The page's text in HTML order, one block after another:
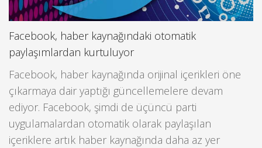
Facebook, haber kaynağındaki otomatik
paylaşımlardan kurtuluyor
Facebook, haber kaynağında orijinal içerikleri öne
çıkarmaya dair yaptığı güncellemelere devam
ediyor. Facebook, şimdi de üçüncü parti
uygulamalardan otomatik olarak paylaşılan
içeriklere artık haber kaynağında daha az yer